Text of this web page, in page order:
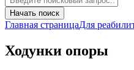
Начать поиск
Главная страницаДля
Ходунки опоры